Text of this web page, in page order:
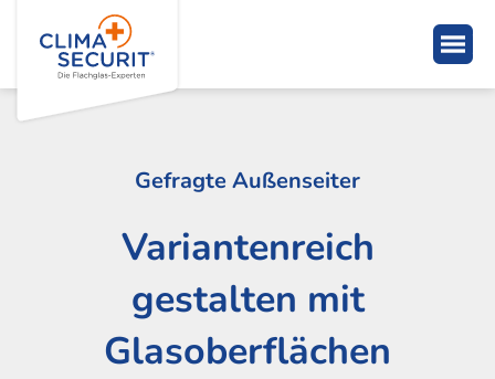
Gefragte Außenseiter
Variantenreich
gestalten mit
Glasoberflächen